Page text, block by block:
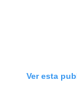
Ver esta